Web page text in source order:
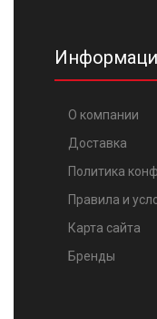
О компании
Доставка
Политика
Правила и
Карта сайта
Бренды